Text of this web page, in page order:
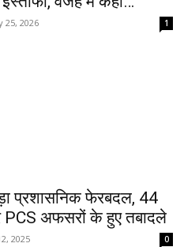
25, 2026 1
प्रशासनिक फेरबदल, 44
अफसरों के हुए तबादले
2025 0